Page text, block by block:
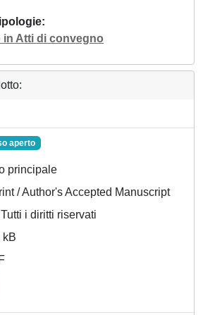
in Atti di convegno
aperto
principale
/ Author's Accepted Manuscript
i diritti riservati
kB